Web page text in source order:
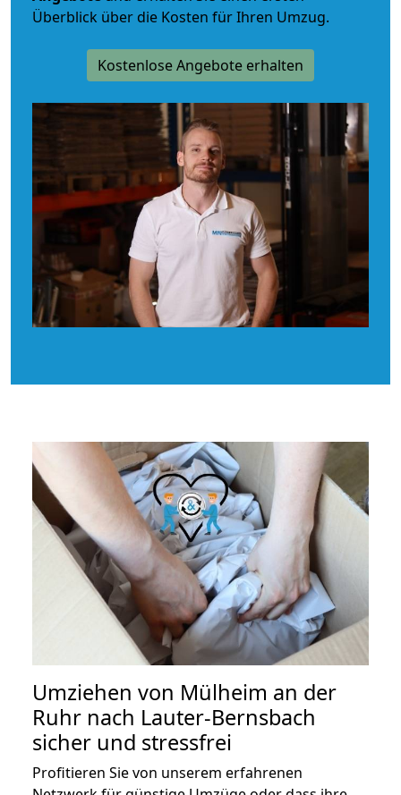
Überblick über die Kosten für Ihren Umzug.
Kostenlose Angebote erhalten
Umziehen von Mülheim an der
Ruhr nach Lauter-Bernsbach
sicher und stressfrei
Profitieren Sie von unserem erfahrenen